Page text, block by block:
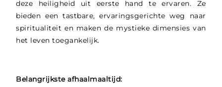
deze heiligheid uit eerste hand te ervaren. Ze
bieden een tastbare, ervaringsgerichte weg naar
spiritualiteit en maken de mystieke dimensies van
het leven toegankelijk.
Belangrijkste afhaalmaaltijd: